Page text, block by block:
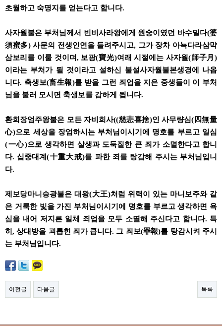
초월하고 숙명지를 얻는다고 합니다.
사자월불은 부처님께서 빈비사라왕에게 원숭이였던 바수밀다(婆
須蜜多) 사문의 전생인연을 들려주시고, 그가 장차 아뇩다라삼먁
삼보리를 이룰 것이며, 보광(寶光)여래 시절에는 사자월(師子月)
이라는 부처가 될 것이라고 설하신 불설사자월불본생경에 나옵
니다. 축생보(畜生報)를 받을 그런 죄업을 지은 중생들이 이 부처
님을 불러 모시면 축생보를 감하게 됩니다.
환희장엄주왕불은 모든 자비희사((慈悲喜捨)인 사무량심(四無量
心)으로 세상을 장엄하시는 부처님이시기에 명호를 부르고 일심
(一心)으로 생각하면 살생과 도둑질한 큰 죄가 소멸한다고 합니
다. 십중대계(十重大戒)를 파한 죄를 탕감해 주시는 부처님입니
다.
제보당마니승광불은 대왕(大王)처럼 위력이 있는 마니보주와 같
은 거룩한 빛을 가진 부처님이시기에 명호를 부르고 생각하면 욕
심을 내어 저지른 일체 죄업을 모두 소멸해 주신다고 합니다. 특
히, 상대방을 괴롭힌 죄가 큽니다. 그 죄보(罪報)를 탕감시켜 주시
는 부처님입니다.
이전글 다음글 목록